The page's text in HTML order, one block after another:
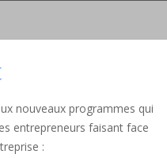
nouveaux programmes qui
entrepreneurs faisant face
: